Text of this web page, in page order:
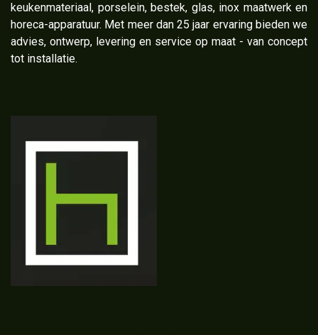
keukenmateriaal, porselein, bestek, glas, inox maatwerk en
horeca-apparatuur. Met meer dan 25 jaar ervaring bieden we
advies, ontwerp, levering en service op maat - van concept
tot installatie.